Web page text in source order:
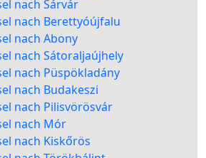
nach Sárvár
nach Berettyóújfalu
nach Abony
nach Sátoraljaújhely
nach Püspökladány
nach Budakeszi
nach Pilisvörösvár
nach Mór
nach Kiskőrös